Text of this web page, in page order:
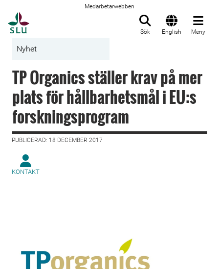
Medarbetarwebben
Sök English Meny
Nyhet
TP Organics ställer krav på mer
plats för hållbarhetsmål i EU:s
forskningsprogram
PUBLICERAD: 18 DECEMBER 2017
KONTAKT